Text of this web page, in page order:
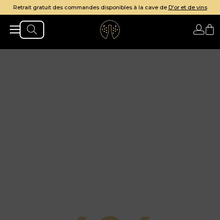
Retrait gratuit des commandes disponibles à la cave de D'or et de vins